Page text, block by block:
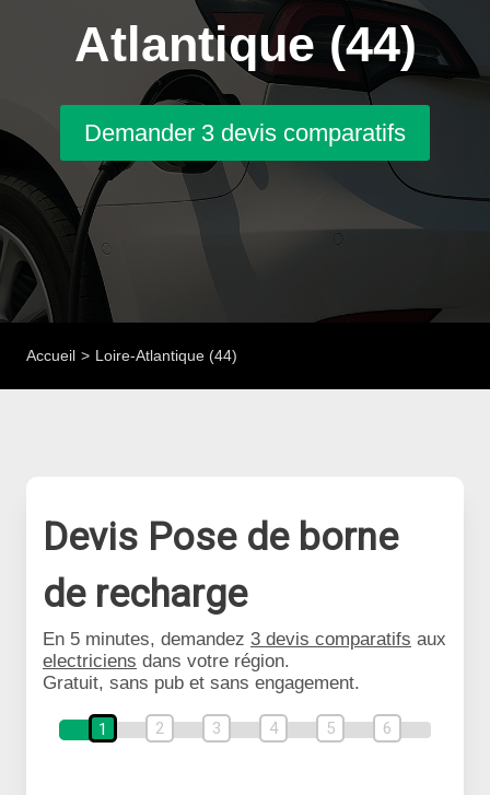
Atlantique (44)
Demander 3 devis comparatifs
Accueil Loire-Atlantique (44)
Devis Pose de borne
de recharge
En 5 minutes, demandez 3 devis comparatifs aux
electriciens dans votre région.
Gratuit, sans pub et sans engagement.
1 2 3 4 5 6